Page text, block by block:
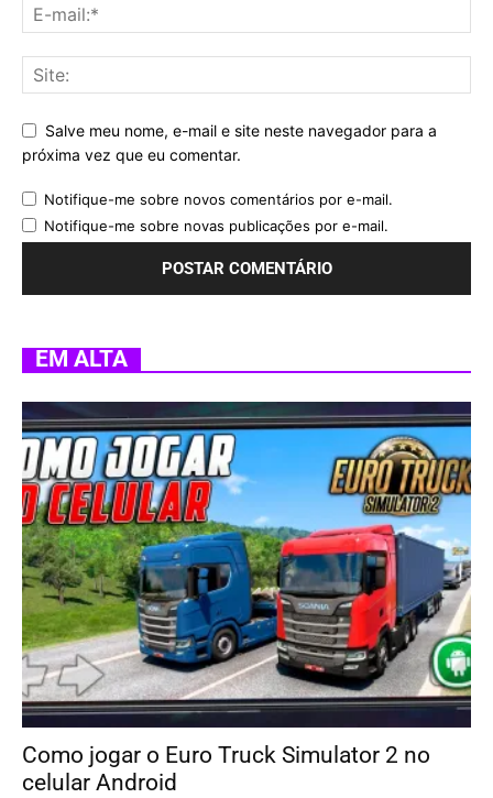
Salve meu nome, e-mail e site neste navegador para a
próxima vez que eu comentar.
Notifique-me sobre novos comentários por e-mail.
Notifique-me sobre novas publicações por e-mail.
EM ALTA
Como jogar o Euro Truck Simulator 2 no
celular Android